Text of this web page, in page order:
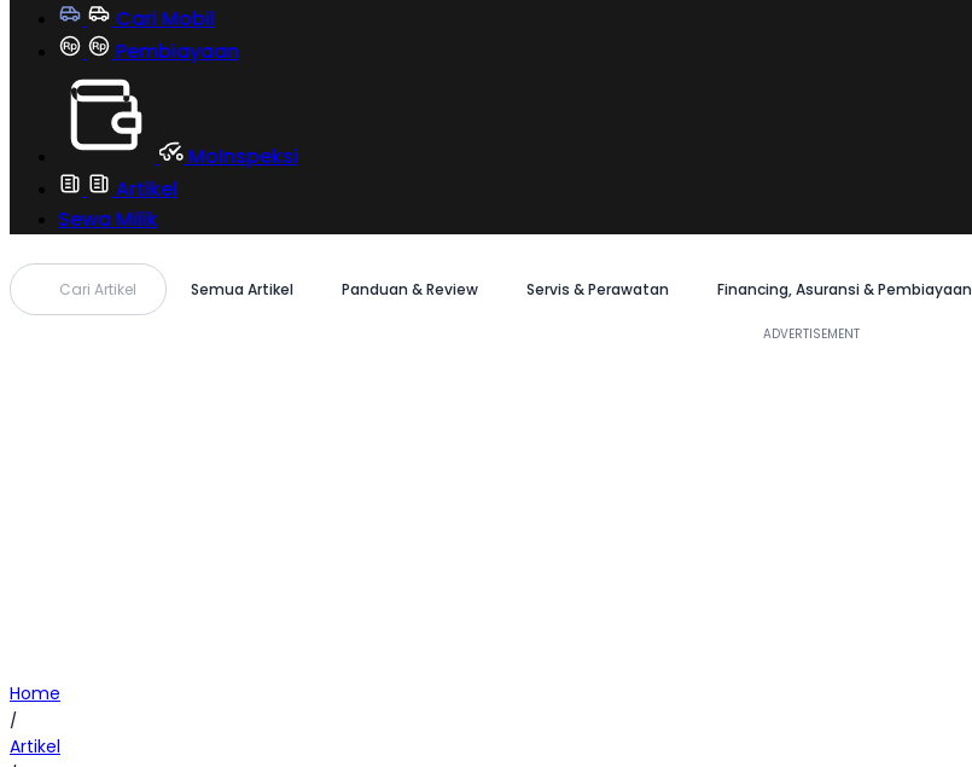
Cari Mobil
Pembiayaan
MoInspeksi
Artikel
Sewa Milik
Cari Artikel Semua Artikel Panduan & Review Servis & Perawatan Financing, Asuransi & Pembiayaan
Home
/
Artikel